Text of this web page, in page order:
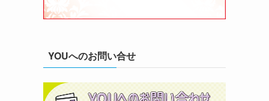
YOUへのお問い合せ